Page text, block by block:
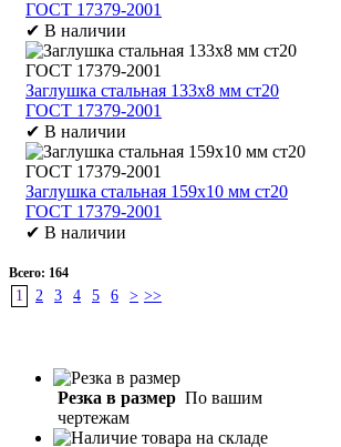
ГОСТ 17379-2001
✔ В наличии
Заглушка стальная 133х8 мм ст20
ГОСТ 17379-2001
✔ В наличии
Заглушка стальная 159х10 мм ст20
ГОСТ 17379-2001
✔ В наличии
Всего: 164
1 2 3 4 5 6 > >>
Резка в размер По вашим
чертежам